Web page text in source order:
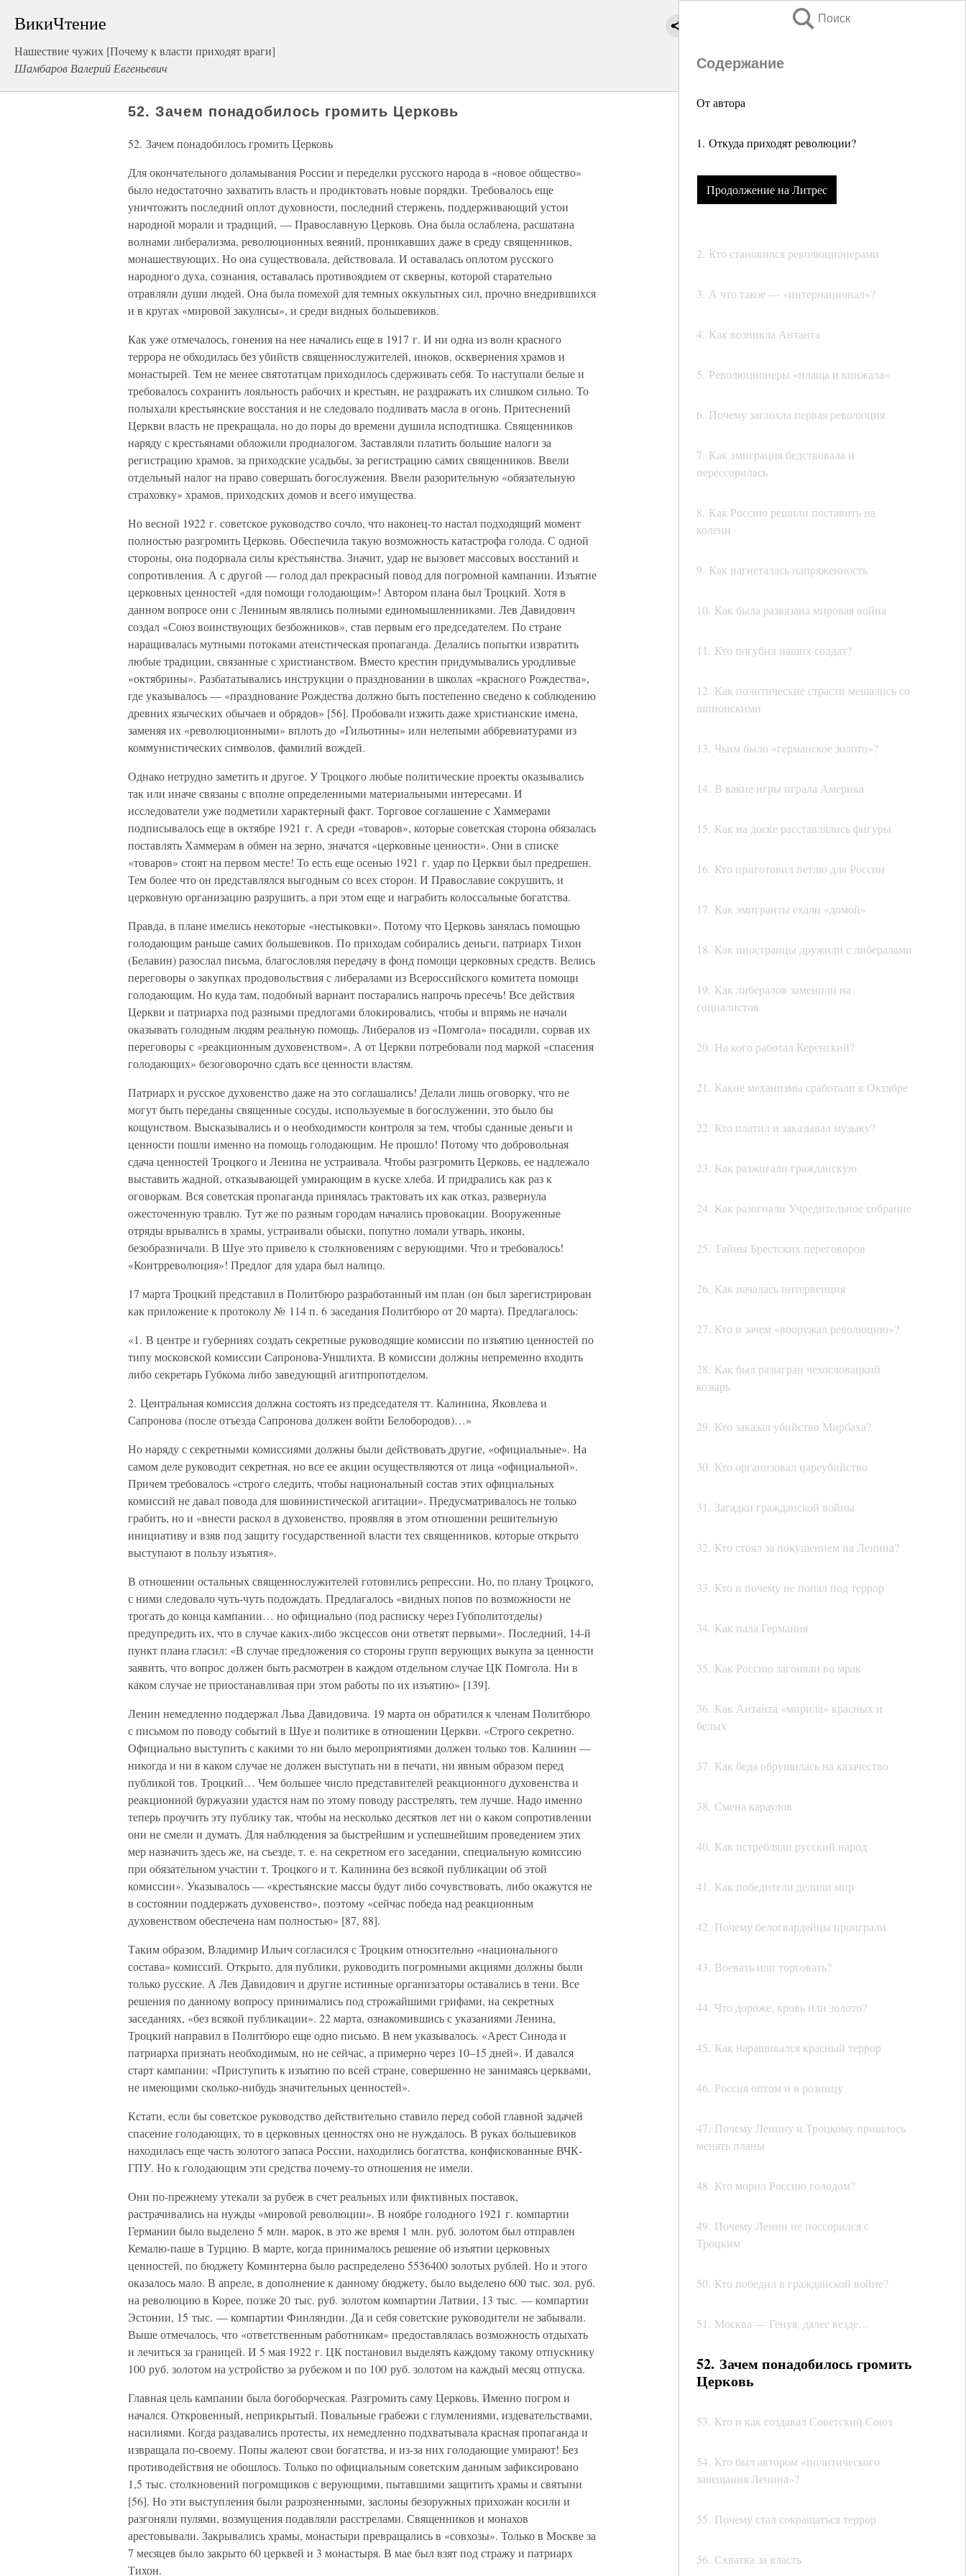
ВикиЧтение
Нашествие чужих [Почему к власти приходят враги]
Шамбаров Валерий Евгеньевич
Поиск
Содержание
От автора
1. Откуда приходят революции?
Продолжение на Литрес
2. Кто становился революционерами
3. А что такое — «интернационал»?
4. Как возникла Антанта
5. Революционеры «плаща и кинжала»
6. Почему заглохла первая революция
7. Как эмиграция бедствовала и
перессорилась
8. Как Россию решили поставить на
колени
9. Как нагнеталась напряженность
10. Как была развязана мировая война
11. Кто погубил наших солдат?
12. Как политические страсти мешались со
шпионскими
13. Чьим было «германское золото»?
14. В какие игры играла Америка
15. Как на доске расставлялись фигуры
16. Кто приготовил петлю для России
17. Как эмигранты ехали «домой»
18. Как иностранцы дружили с либералами
19. Как либералов заменили на
социалистов
20. На кого работал Керенский?
21. Какие механизмы сработали в Октябре
22. Кто платил и заказывал музыку?
23. Как разжигали гражданскую
24. Как разогнали Учредительное собрание
25. Тайны Брестских переговоров
26. Как началась интервенция
27. Кто и зачем «вооружал революцию»?
28. Как был разыгран чехословацкий
козырь
29. Кто заказал убийство Мирбаха?
30. Кто организовал цареубийство
31. Загадки гражданской войны
32. Кто стоял за покушением на Ленина?
33. Кто и почему не попал под террор
34. Как пала Германия
35. Как Россию загоняли во мрак
36. Как Антанта «мирила» красных и
белых
37. Как беда обрушилась на казачество
38. Смена караулов
40. Как истребляли русский народ
41. Как победители делили мир
42. Почему белогвардейцы проиграли
43. Воевать или торговать?
44. Что дороже, кровь или золото?
45. Как наращивался красный террор
46. Россия оптом и в розницу
47. Почему Ленину и Троцкому пришлось
менять планы
48. Кто морил Россию голодом?
49. Почему Ленин не поссорился с
Троцким
50. Кто победил в гражданской войне?
51. Москва — Генуя, далее везде…
52. Зачем понадобилось громить
Церковь
53. Кто и как создавал Советский Союз
54. Кто был автором «политического
завещания Ленина»?
55. Почему стал сокращаться террор
56. Схватка за власть
52. Зачем понадобилось громить Церковь
52. Зачем понадобилось громить Церковь
Для окончательного доламывания России и переделки русского народа в «новое общество»
было недостаточно захватить власть и продиктовать новые порядки. Требовалось еще
уничтожить последний оплот духовности, последний стержень, поддерживающий устои
народной морали и традиций, — Православную Церковь. Она была ослаблена, расшатана
волнами либерализма, революционных веяний, проникавших даже в среду священников,
монашествующих. Но она существовала, действовала. И оставалась оплотом русского
народного духа, сознания, оставалась противоядием от скверны, которой старательно
отравляли души людей. Она была помехой для темных оккультных сил, прочно внедрившихся
и в кругах «мировой закулисы», и среди видных большевиков.
Как уже отмечалось, гонения на нее начались еще в 1917 г. И ни одна из волн красного
террора не обходилась без убийств священнослужителей, иноков, осквернения храмов и
монастырей. Тем не менее святотатцам приходилось сдерживать себя. То наступали белые и
требовалось сохранить лояльность рабочих и крестьян, не раздражать их слишком сильно. То
полыхали крестьянские восстания и не следовало подливать масла в огонь. Притеснений
Церкви власть не прекращала, но до поры до времени душила исподтишка. Священников
наряду с крестьянами обложили продналогом. Заставляли платить большие налоги за
регистрацию храмов, за приходские усадьбы, за регистрацию самих священников. Ввели
отдельный налог на право совершать богослужения. Ввели разорительную «обязательную
страховку» храмов, приходских домов и всего имущества.
Но весной 1922 г. советское руководство сочло, что наконец-то настал подходящий момент
полностью разгромить Церковь. Обеспечила такую возможность катастрофа голода. С одной
стороны, она подорвала силы крестьянства. Значит, удар не вызовет массовых восстаний и
сопротивления. А с другой — голод дал прекрасный повод для погромной кампании. Изъятие
церковных ценностей «для помощи голодающим»! Автором плана был Троцкий. Хотя в
данном вопросе они с Лениным являлись полными единомышленниками. Лев Давидович
создал «Союз воинствующих безбожников», став первым его председателем. По стране
наращивалась мутными потоками атеистическая пропаганда. Делались попытки извратить
любые традиции, связанные с христианством. Вместо крестин придумывались уродливые
«октябрины». Разбататывались инструкции о праздновании в школах «красного Рождества»,
где указывалось — «празднование Рождества должно быть постепенно сведено к соблюдению
древних языческих обычаев и обрядов» [56]. Пробовали изжить даже христианские имена,
заменяя их «революционными» вплоть до «Гильотины» или нелепыми аббревиатурами из
коммунистических символов, фамилий вождей.
Однако нетрудно заметить и другое. У Троцкого любые политические проекты оказывались
так или иначе связаны с вполне определенными материальными интересами. И
исследователи уже подметили характерный факт. Торговое соглашение с Хаммерами
подписывалось еще в октябре 1921 г. А среди «товаров», которые советская сторона обязалась
поставлять Хаммерам в обмен на зерно, значатся «церковные ценности». Они в списке
«товаров» стоят на первом месте! То есть еще осенью 1921 г. удар по Церкви был предрешен.
Тем более что он представлялся выгодным со всех сторон. И Православие сокрушить, и
церковную организацию разрушить, а при этом еще и награбить колоссальные богатства.
Правда, в плане имелись некоторые «нестыковки». Потому что Церковь занялась помощью
голодающим раньше самих большевиков. По приходам собирались деньги, патриарх Тихон
(Белавин) разослал письма, благословляя передачу в фонд помощи церковных средств. Велись
переговоры о закупках продовольствия с либералами из Всероссийского комитета помощи
голодающим. Но куда там, подобный вариант постарались напрочь пресечь! Все действия
Церкви и патриарха под разными предлогами блокировались, чтобы и впрямь не начали
оказывать голодным людям реальную помощь. Либералов из «Помгола» посадили, сорвав их
переговоры с «реакционным духовенством». А от Церкви потребовали под маркой «спасения
голодающих» безоговорочно сдать все ценности властям.
Патриарх и русское духовенство даже на это соглашались! Делали лишь оговорку, что не
могут быть переданы священные сосуды, используемые в богослужении, это было бы
кощунством. Высказывались и о необходимости контроля за тем, чтобы сданные деньги и
ценности пошли именно на помощь голодающим. Не прошло! Потому что добровольная
сдача ценностей Троцкого и Ленина не устраивала. Чтобы разгромить Церковь, ее надлежало
выставить жадной, отказывающей умирающим в куске хлеба. И придрались как раз к
оговоркам. Вся советская пропаганда принялась трактовать их как отказ, развернула
ожесточенную травлю. Тут же по разным городам начались провокации. Вооруженные
отряды врывались в храмы, устраивали обыски, попутно ломали утварь, иконы,
безобразничали. В Шуе это привело к столкновениям с верующими. Что и требовалось!
«Контрреволюция»! Предлог для удара был налицо.
17 марта Троцкий представил в Политбюро разработанный им план (он был зарегистрирован
как приложение к протоколу № 114 п. 6 заседания Политбюро от 20 марта). Предлагалось:
«1. В центре и губерниях создать секретные руководящие комиссии по изъятию ценностей по
типу московской комиссии Сапронова-Уншлихта. В комиссии должны непременно входить
либо секретарь Губкома либо заведующий агитпропотделом.
2. Центральная комиссия должна состоять из председателя тт. Калинина, Яковлева и
Сапронова (после отъезда Сапронова должен войти Белобородов)…»
Но наряду с секретными комиссиями должны были действовать другие, «официальные». На
самом деле руководит секретная, но все ее акции осуществляются от лица «официальной».
Причем требовалось «строго следить, чтобы национальный состав этих официальных
комиссий не давал повода для шовинистической агитации». Предусматривалось не только
грабить, но и «внести раскол в духовенство, проявляя в этом отношении решительную
инициативу и взяв под защиту государственной власти тех священников, которые открыто
выступают в пользу изъятия».
В отношении остальных священнослужителей готовились репрессии. Но, по плану Троцкого,
с ними следовало чуть-чуть подождать. Предлагалось «видных попов по возможности не
трогать до конца кампании… но официально (под расписку через Губполитотделы)
предупредить их, что в случае каких-либо эксцессов они ответят первыми». Последний, 14-й
пункт плана гласил: «В случае предложения со стороны групп верующих выкупа за ценности
заявить, что вопрос должен быть расмотрен в каждом отдельном случае ЦК Помгола. Ни в
каком случае не приостанавливая при этом работы по их изъятию» [139].
Ленин немедленно поддержал Льва Давидовича. 19 марта он обратился к членам Политбюро
с письмом по поводу событий в Шуе и политике в отношении Церкви. «Строго секретно.
Официально выступить с какими то ни было мероприятиями должен только тов. Калинин —
никогда и ни в каком случае не должен выступать ни в печати, ни явным образом перед
публикой тов. Троцкий… Чем большее число представителей реакционного духовенства и
реакционной буржуазии удастся нам по этому поводу расстрелять, тем лучше. Надо именно
теперь проучить эту публику так, чтобы на несколько десятков лет ни о каком сопротивлении
они не смели и думать. Для наблюдения за быстрейшим и успешнейшим проведением этих
мер назначить здесь же, на съезде, т. е. на секретном его заседании, специальную комиссию
при обязательном участии т. Троцкого и т. Калинина без всякой публикации об этой
комиссии». Указывалось — «крестьянские массы будут либо сочувствовать, либо окажутся не
в состоянии поддержать духовенство», поэтому «сейчас победа над реакционным
духовенством обеспечена нам полностью» [87, 88].
Таким образом, Владимир Ильич согласился с Троцким относительно «национального
состава» комиссий. Открыто, для публики, руководить погромными акциями должны были
только русские. А Лев Давидович и другие истинные организаторы оставались в тени. Все
решения по данному вопросу принимались под строжайшими грифами, на секретных
заседаниях, «без всякой публикации». 22 марта, ознакомившись с указаниями Ленина,
Троцкий направил в Политбюро еще одно письмо. В нем указывалось. «Арест Синода и
патриарха признать необходимым, но не сейчас, а примерно через 10–15 дней». И давался
старт кампании: «Приступить к изъятию по всей стране, совершенно не занимаясь церквами,
не имеющими сколько-нибудь значительных ценностей».
Кстати, если бы советское руководство действительно ставило перед собой главной задачей
спасение голодающих, то в церковных ценностях оно не нуждалось. В руках большевиков
находилась еще часть золотого запаса России, находились богатства, конфискованные ВЧК-
ГПУ. Но к голодающим эти средства почему-то отношения не имели.
Они по-прежнему утекали за рубеж в счет реальных или фиктивных поставок,
растрачивались на нужды «мировой революции». В ноябре голодного 1921 г. компартии
Германии было выделено 5 млн. марок, в это же время 1 млн. руб. золотом был отправлен
Кемалю-паше в Турцию. В марте, когда принималось решение об изъятии церковных
ценностей, по бюджету Коминтерна было распределено 5536400 золотых рублей. Но и этого
оказалось мало. В апреле, в дополнение к данному бюджету, было выделено 600 тыс. зол. руб.
на революцию в Корее, позже 20 тыс. руб. золотом компартии Латвии, 13 тыс. — компартии
Эстонии, 15 тыс. — компартии Финляндии. Да и себя советские руководители не забывали.
Выше отмечалось, что «ответственным работникам» предоставлялась возможность отдыхать
и лечиться за границей. И 5 мая 1922 г. ЦК постановил выделять каждому такому отпускнику
100 руб. золотом на устройство за рубежом и по 100 руб. золотом на каждый месяц отпуска.
Главная цель кампании была богоборческая. Разгромить саму Церковь. Именно погром и
начался. Откровенный, неприкрытый. Повальные грабежи с глумлениями, издевательствами,
насилиями. Когда раздавались протесты, их немедленно подхватывала красная пропаганда и
извращала по-своему. Попы жалеют свои богатства, и из-за них голодающие умирают! Без
противодействия не обошлось. Только по официальным советским данным зафиксировано
1,5 тыс. столкновений погромщиков с верующими, пытавшими защитить храмы и святыни
[56]. Но эти выступления были разрозненными, заслоны безоружных прихожан косили и
разгоняли пулями, возмущения подавляли расстрелами. Священников и монахов
арестовывали. Закрывались храмы, монастыри превращались в «совхозы». Только в Москве за
7 месяцев было закрыто 60 церквей и 3 монастыря. В мае был взят под стражу и патриарх
Тихон.